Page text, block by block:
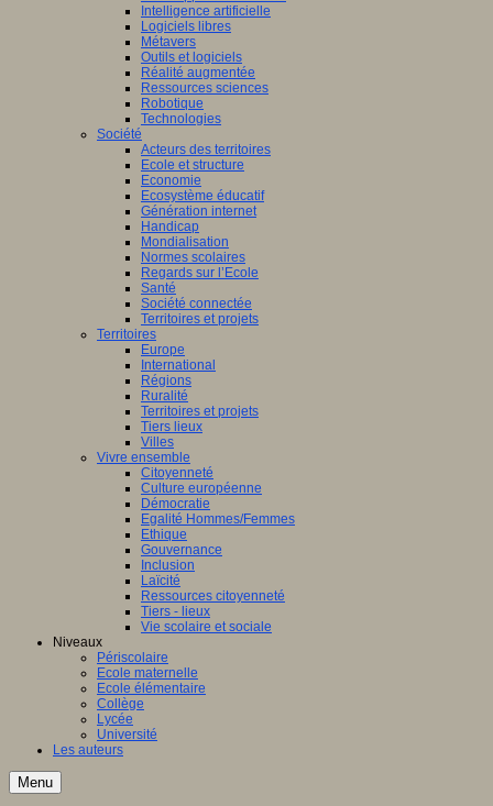
Intelligence artificielle
Logiciels libres
Métavers
Outils et logiciels
Réalité augmentée
Ressources sciences
Robotique
Technologies
Société
Acteurs des territoires
Ecole et structure
Economie
Ecosystème éducatif
Génération internet
Handicap
Mondialisation
Normes scolaires
Regards sur l’Ecole
Santé
Société connectée
Territoires et projets
Territoires
Europe
International
Régions
Ruralité
Territoires et projets
Tiers lieux
Villes
Vivre ensemble
Citoyenneté
Culture européenne
Démocratie
Egalité Hommes/Femmes
Ethique
Gouvernance
Inclusion
Laïcité
Ressources citoyenneté
Tiers - lieux
Vie scolaire et sociale
Niveaux
Périscolaire
Ecole maternelle
Ecole élémentaire
Collège
Lycée
Université
Les auteurs
Menu